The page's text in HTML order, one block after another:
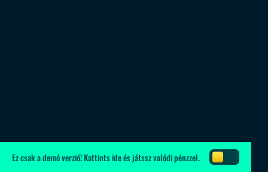
Ez csak a demó verzió!Kattints ideés játssz valódi pénzzel.